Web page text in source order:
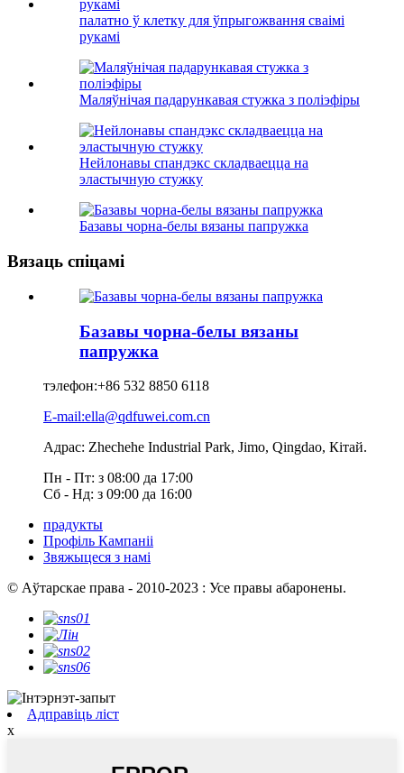
палатно ў клетку для ўпрыгожвання сваімі
рукамі
Маляўнічая падарункавая стужка з поліэфіры
Нейлонавы спандэкс складваецца на
эластычную стужку
Базавы чорна-белы вязаны папружка
Вязаць спіцамі
Базавы чорна-белы вязаны
папружка
тэлефон:+86 532 8850 6118
E-mail:ella@qdfuwei.com.cn
Адрас: Zhechehe Industrial Park, Jimo, Qingdao, Кітай.
Пн - Пт: з 08:00 да 17:00
Сб - Нд: з 09:00 да 16:00
прадукты
Профіль Кампаніі
Звяжыцеся з намі
© Аўтарскае права - 2010-2023 : Усе правы абаронены.
Адправіць ліст
x